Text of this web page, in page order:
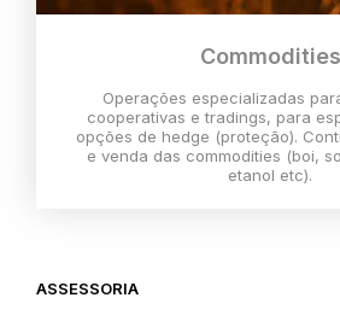
Commodities
Operações especializadas
cooperativas e tradings, para
opções de hedge (proteção).
e venda das commodities (boi,
etanol etc).
ASSESSORIA